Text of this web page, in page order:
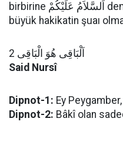
birbirine اَلسَّلاَمُ عَلَيْكُمْ demeleri sünnet olması, bu
büyük hakikatin şuaı
اَلْبَاقِى هُوَ الْبَاقِى 2
Said Nursî
Dipnot-1: Ey
Dipnot-2: Bâkî olan